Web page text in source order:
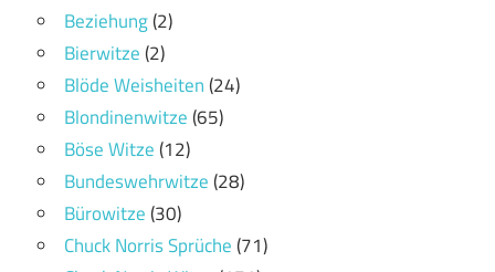
Beziehung(2)
Bierwitze(2)
Blöde Weisheiten(24)
Blondinenwitze(65)
Böse Witze(12)
Bundeswehrwitze(28)
Bürowitze(30)
Chuck Norris Sprüche(71)